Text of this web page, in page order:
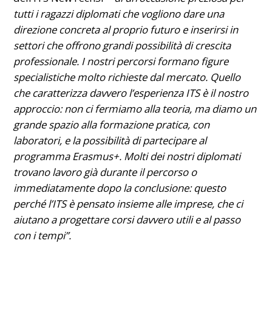
tutti i ragazzi diplomati che vogliono dare una
direzione concreta al proprio futuro e inserirsi in
settori che offrono grandi possibilità di crescita
professionale. I nostri percorsi formano figure
specialistiche molto richieste dal mercato. Quello
che caratterizza davvero l’esperienza ITS è il nostro
approccio: non ci fermiamo alla teoria, ma diamo un
grande spazio alla formazione pratica, con
laboratori, e la possibilità di partecipare al
programma Erasmus+. Molti dei nostri diplomati
trovano lavoro già durante il percorso o
immediatamente dopo la conclusione: questo
perché l’ITS è pensato insieme alle imprese, che ci
aiutano a progettare corsi davvero utili e al passo
con i tempi”.